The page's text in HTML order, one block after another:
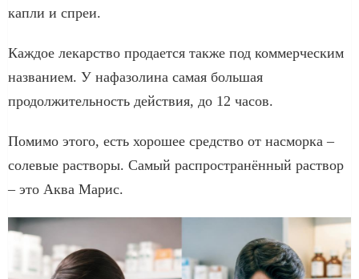
капли и спреи.
Каждое лекарство продается также под коммерческим
названием. У нафазолина самая большая
продолжительность действия, до 12 часов.
Помимо этого, есть хорошее средство от насморка –
солевые растворы. Самый распространённый раствор
– это Аква Марис.